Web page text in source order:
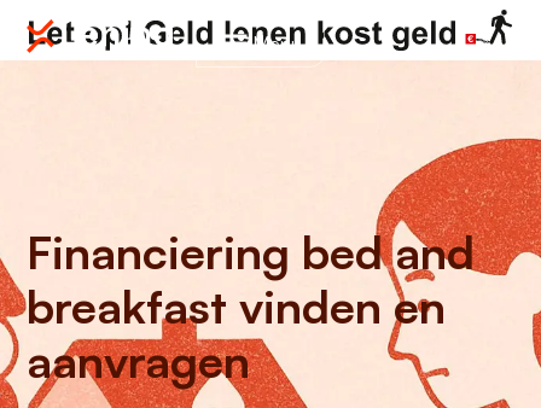
Menu
Financiering bed and
breakfast vinden en
aanvragen